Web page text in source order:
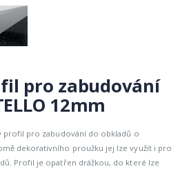
pro zabudování
12mm
profil pro zabudování do obkladů o
dekorativního proužku jej lze využít i pro
Profil je opatřen drážkou, do které lze